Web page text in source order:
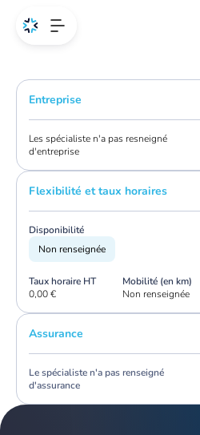
Entreprise
Les spécialiste n'a pas resneigné
d'entreprise
Flexibilité et taux horaires
Disponibilité
Non renseignée
Taux horaire HT
0,00 €
Mobilité (en km)
Non renseignée
Assurance
Le spécialiste n'a pas renseigné
d'assurance